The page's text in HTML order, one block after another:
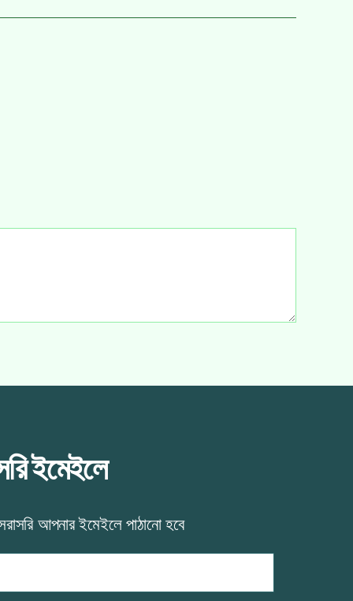
ইমেইলে
আপনার ইমেইলে পাঠানো হবে